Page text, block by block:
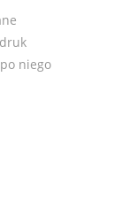
niego